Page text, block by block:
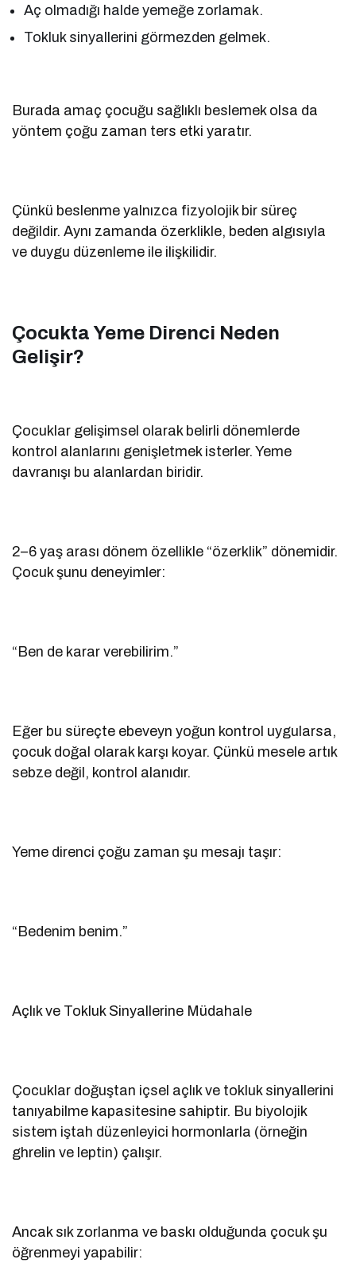
Aç olmadığı halde yemeğe zorlamak.
Tokluk sinyallerini görmezden gelmek.
Burada amaç çocuğu sağlıklı beslemek olsa da
yöntem çoğu zaman ters etki yaratır.
Çünkü beslenme yalnızca fizyolojik bir süreç
değildir. Aynı zamanda özerklikle, beden algısıyla
ve duygu düzenleme ile ilişkilidir.
Çocukta Yeme Direnci Neden
Gelişir?
Çocuklar gelişimsel olarak belirli dönemlerde
kontrol alanlarını genişletmek isterler. Yeme
davranışı bu alanlardan biridir.
2–6 yaş arası dönem özellikle “özerklik” dönemidir.
Çocuk şunu deneyimler:
“Ben de karar verebilirim.”
Eğer bu süreçte ebeveyn yoğun kontrol uygularsa,
çocuk doğal olarak karşı koyar. Çünkü mesele artık
sebze değil, kontrol alanıdır.
Yeme direnci çoğu zaman şu mesajı taşır:
“Bedenim benim.”
Açlık ve Tokluk Sinyallerine Müdahale
Çocuklar doğuştan içsel açlık ve tokluk sinyallerini
tanıyabilme kapasitesine sahiptir. Bu biyolojik
sistem iştah düzenleyici hormonlarla (örneğin
ghrelin ve leptin) çalışır.
Ancak sık zorlanma ve baskı olduğunda çocuk şu
öğrenmeyi yapabilir: